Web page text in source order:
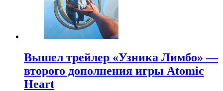
Вышел трейлер «Узника Лимбо» —
второго дополнения игры Atomic
Heart